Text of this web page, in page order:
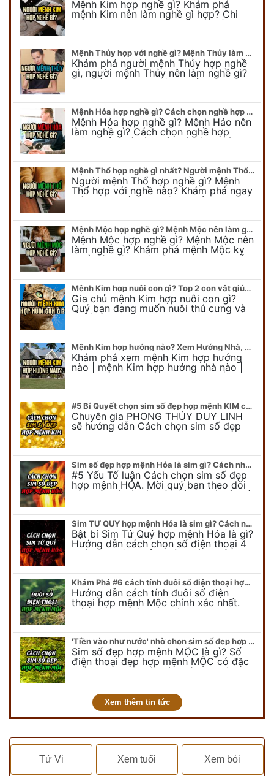
Mệnh Kim hợp nghề gì? Khám phá
mệnh Kim nên làm nghề gì hợp? Chi
tiết người mang kim hợp với nghề gì sẽ
Mệnh Thủy hợp với nghề gì? Mệnh Thủy làm nghề gì để #Ăn nên làm ra
Khám phá người mệnh Thủy hợp nghề
gì, người mệnh Thủy nên làm nghề gì?
Chi tiết nghề hợp mệnh Thủy sẽ được
Mệnh Hỏa hợp nghề gì? Cách chọn nghề hợp mệnh Hỏa hút nhiều tài lộc
Mệnh Hỏa hợp nghề gì? Mệnh Hảo nên
làm nghề gì? Cách chọn nghề hợp
mệnh Hỏa để hút nhiều tài lộc. Giúp
Mệnh Thổ hợp nghề gì nhất? Người mệnh Thổ kỵ nghề gì?
Người mệnh Thổ hợp nghề gì? Mệnh
Thổ hợp với nghề nào? Khám phá ngay
để chọn nghề hợp mệnh Thổ. Cũng như
Mệnh Mộc hợp nghề gì? Mệnh Mộc nên làm gì? Mệnh Mộc kỵ nghề nào?
Mệnh Mộc hợp nghề gì? Mệnh Mộc nên
làm nghề gì? Khám phá mệnh Mộc kỵ
nghề gì không nên làm. Xem ngay để
Mệnh Kim hợp nuôi con gì? Top 2 con vật giúp gia chủ Phát tài phát lộc
Gia chủ mệnh Kim hợp nuôi con gì?
Quý bạn đang muốn nuôi thú cưng và
muốn chọn một con vật nuôi hợp
Duy…
Mệnh Kim hợp hướng nào? Xem Hướng Nhà, Phòng ngủ, Làm việc hợp mệnh Kim
Khám phá xem mệnh Kim hợp hướng
nào | mệnh Kim hợp hướng nhà nào |
mệnh Kim kê giường hướng nào | mệnh
#5 Bí Quyết chọn sim số đẹp hợp mệnh KIM chuẩn xác nhất
Chuyên gia PHONG THỦY DUY LINH
sẽ hướng dẫn Cách chọn sim số đẹp
hợp mệnh KIM. Mời quý bạn theo dõi
Sim số đẹp hợp mệnh Hỏa là sim gì? Cách nhận biết sim đẹp hợp mệnh Hỏa
#5 Yếu Tố luận Cách chọn sim số đẹp
hợp mệnh HỎA. Mời quý bạn theo dõi
bài viết để có cái nhìn tổng quát về số
Sim TỨ QUÝ hợp mệnh Hỏa là sim gì? Cách nhận biết sim tứ quý hợp mệnh Hỏa
Bật bí Sim Tứ Quý hợp mệnh Hỏa là gì?
Hướng dẫn cách chọn số điện thoại 4
quý hợp mệnh Hỏa chính xác nhất.
Khám Phá #6 cách tính đuôi số điện thoại hợp mệnh Mộc
Hướng dẫn cách tính đuôi số điện
thoại hợp mệnh Mộc chính xác nhất.
Cách chọn đuôi sim điện thoại hợp
chuyên…
'Tiền vào như nước' nhờ chọn sim số đẹp hợp mệnh MỘC
Sim số đẹp hợp mệnh MỘC là gì? Số
điện thoại đẹp hợp mệnh MỘC có đặc
điểm ra sao? Dưới góc nhìn chuyên gia
Xem thêm tin tức
Tử Vi Xem tuổi Xem bói